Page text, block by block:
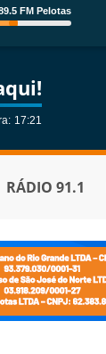
FM Pelotas
17:21
RÁDIO 91.1